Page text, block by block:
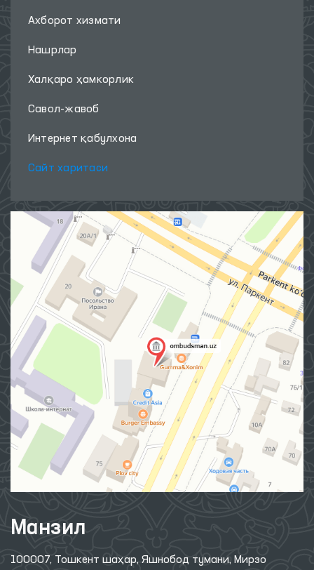
Ахборот хизмати
Нашрлар
Халқаро ҳамкорлик
Савол-жавоб
Интернет қабулхона
Сайт харитаси
Манзил
100007, Тошкент шаҳар, Яшнобод тумани, Мирзо